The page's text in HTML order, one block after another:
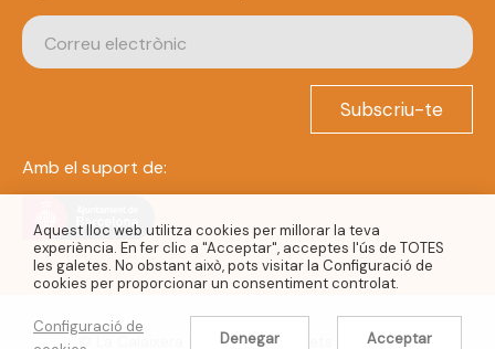
Subscriu-te
Amb el suport de:
© La Calaixera 2022. Tots els drets reservats.
Aquest lloc web utilitza cookies per millorar la teva
experiència. En fer clic a "Acceptar", acceptes l'ús de TOTES
les galetes. No obstant això, pots visitar la Configuració de
cookies per proporcionar un consentiment controlat.
Configuració de
Denegar Acceptar